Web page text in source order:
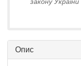
Опис